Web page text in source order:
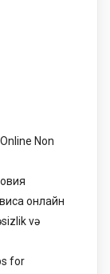
Non
онлайн
və
for